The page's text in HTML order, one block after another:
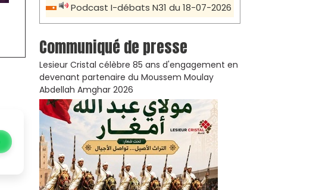
Podcast I-débats N31 du 18-07-2026
Communiqué de presse
Lesieur Cristal célèbre 85 ans d'engagement en
devenant partenaire du Moussem Moulay
Abdellah Amghar 2026